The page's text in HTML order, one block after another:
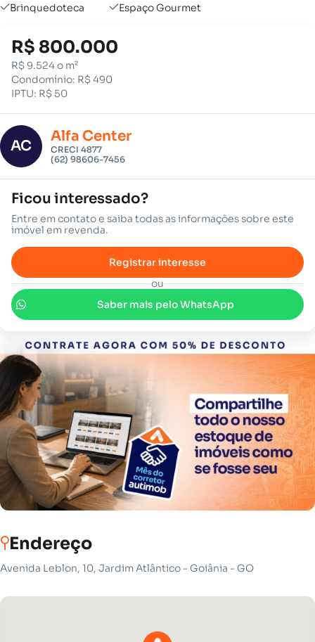
Brinquedoteca
Espaço Gourmet
R$ 800.000
R$ 9.524 o m²
Condomínio: R$ 490
IPTU: R$ 50
AC
Alfa Center
CRECI 4877
(62) 98606-7456
Ficou interessado?
Entre em contato e saiba todas as informações sobre este
imóvel em revenda.
Registrar interesse
ou
Saber mais pelo WhatsApp
Endereço
Avenida Leblon, 10, Jardim Atlântico - Goiânia - GO